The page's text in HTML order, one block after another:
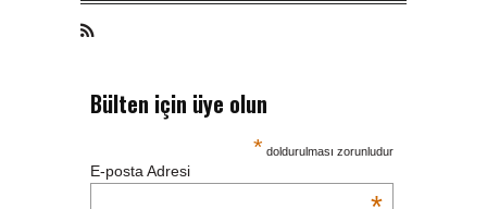
Bülten için üye olun
* doldurulması zorunludur
E-posta Adresi